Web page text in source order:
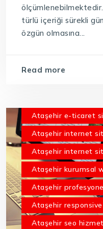
türlü içeriği sürekli
özgün olmasına...
Read more
Ataşehir e-ticaret
Ataşehir internet
Ataşehir internet
Ataşehir kurumsal
Ataşehir
Ataşehir
Ataşehir seo